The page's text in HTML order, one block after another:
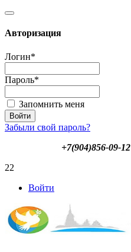
Авторизация
Логин*
Пароль*
Запомнить меня
Забыли свой пароль?
+7(904)856-09-12
22
Войти